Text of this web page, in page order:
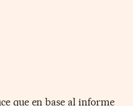
que en base al informe